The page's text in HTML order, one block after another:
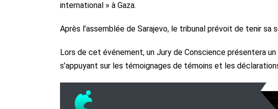
international » à Gaza.
Après l’assemblée de Sarajevo, le tribunal prévoit de tenir
Lors de cet événement, un Jury de Conscience présentera
s’appuyant sur les témoignages de témoins et les